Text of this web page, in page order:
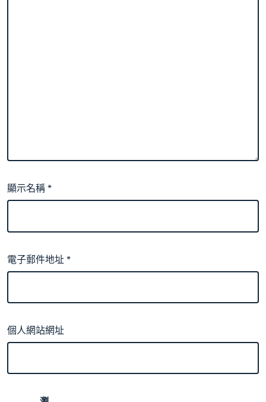
顯示名稱*
電子郵件地址*
個人網站網址